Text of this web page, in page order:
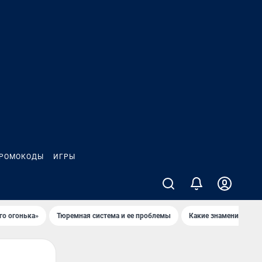
ИГРЫ
огонька» Тюремная система и ее проблемы Какие знаменитости